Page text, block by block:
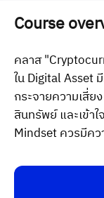
Course
คลาส
ใน Digital Asset
กระจายความเสี่ย
สินทรัพย์ และเข้า
Mindset ควรมีค